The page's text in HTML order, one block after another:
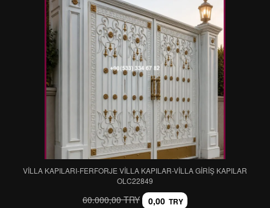
VİLLA KAPILARI-FERFORJE VİLLA KAPILAR-VİLLA GİRİŞ KAPILAR
OLC22849
60.000,00 TRY 0,00 TRY